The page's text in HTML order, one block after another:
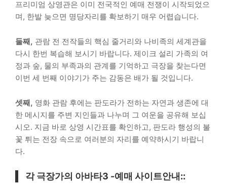
프리미엄 상영관은 이미 전국적인 예매 전쟁이 시작되었으
며, 한발 늦으면 명당자리를 확보하기 매우 어렵습니다.
둘째, 관람 전 전작들의 핵심 줄거리와 나비족의 세계관을
다시 한번 복습해 보시기 바랍니다. 제이크 설리 가족의 여
정과 숲, 물의 부족과의 관계를 기억하고 극장을 찾는다면
이번 세 번째 이야기가 주는 감동은 배가 될 것입니다.
셋째, 영화 관람 후에는 판도라가 전하는 자연과 생존에 대
한 메시지를 주변 지인들과 나누며 그 여운을 공유해 보십
시오. 지금 바로 상영 시간표를 확인하고, 판도라 행성의 불
꽃 튀는 전장 속으로 여러분의 자리를 예약하시기 바랍니
다.
각 극장가의 아바타3 -예매 사이트안내::